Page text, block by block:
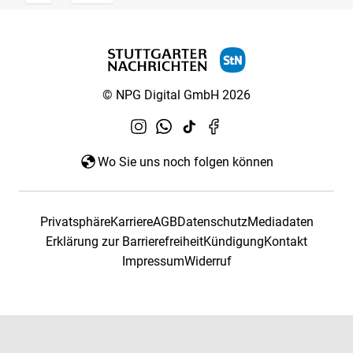
© NPG Digital GmbH 2026
Wo Sie uns noch folgen können
PrivatsphäreKarriereAGBDatenschutzMediadaten
Erklärung zur BarrierefreiheitKündigungKontakt
ImpressumWiderruf